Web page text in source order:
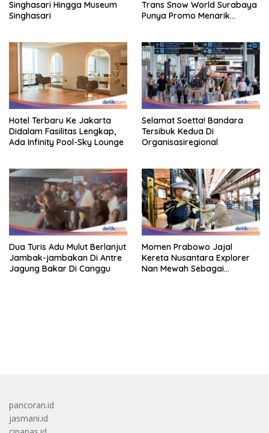
Singhasari Hingga Museum
Singhasari
Trans Snow World Surabaya
Punya Promo Menarik
Hotel Terbaru Ke Jakarta
Didalam Fasilitas Lengkap,
Ada Infinity Pool-Sky Lounge
Selamat Soetta! Bandara
Tersibuk Kedua Di
Organisasiregional
Dua Turis Adu Mulut Berlanjut
Jambak-jambakan Di Antre
Jagung Bakar Di Canggu
Momen Prabowo Jajal
Kereta Nusantara Explorer
Nan Mewah Sebagai
pancoran.id
jasmani.id